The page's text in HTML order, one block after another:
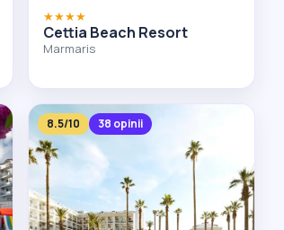
★★★★
Cettia Beach Resort
Marmaris
8.5/10 38 opinii